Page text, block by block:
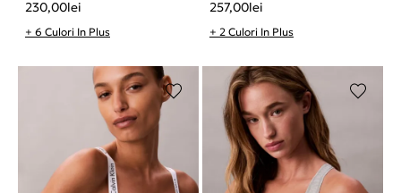
230,00lei
+ 6 Culori In Plus
257,00lei
+ 2 Culori In Plus